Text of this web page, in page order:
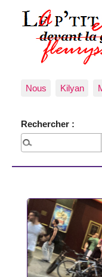
Nous Kilyan
Rechercher :